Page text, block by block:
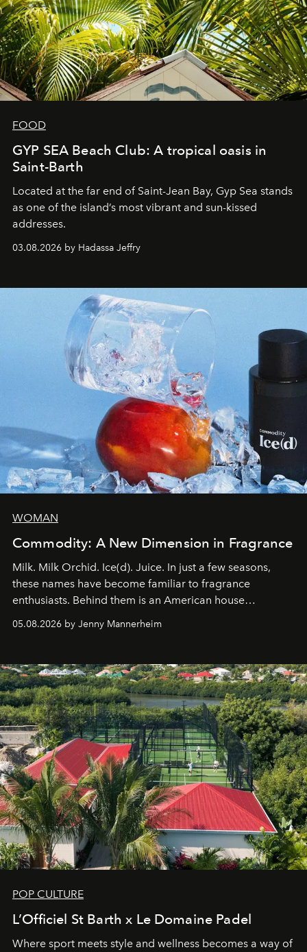
FOOD
GYP SEA Beach Club: A tropical oasis in
Saint-Barth
Located at the far end of Saint-Jean Bay, Gyp Sea stands
as one of the island’s most vibrant and sun-kissed
addresses.
03.08.2026 by Hadassa Jeffry
WOMAN
Commodity: A New Dimension in Fragrance
Milk. Milk Orchid. Ice(d). Juice. In just a few seasons,
these names have become familiar to fragrance
enthusiasts. Behind them is an American house
redefining the codes of contemporary perfumery with
an approach that is as intuitive as it is personal:
05.08.2026 by Jenny Mannerheim
POP CULTURE
L’Officiel St Barth x Le Domaine Padel
Where sport meets style and wellness becomes a way of